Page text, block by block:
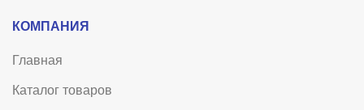
КОМПАНИЯ
Главная
Каталог товаров